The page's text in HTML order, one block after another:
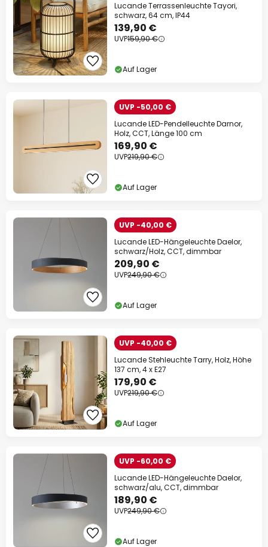
Lucande Terrassenleuchte Tayori,
schwarz, 64 cm, IP44
139,90 €
UVP159,90 €
Auf Lager
UVP -50,00 €
Lucande LED-Pendelleuchte Darnor,
Holz, CCT, Länge 100 cm
169,90 €
UVP219,90 €
Auf Lager
UVP -40,00 €
Lucande LED-Hängeleuchte Daelor,
schwarz/Holz, CCT, dimmbar
209,90 €
UVP249,90 €
Auf Lager
UVP -40,00 €
Lucande Stehleuchte Tarry, Holz, Höhe
137 cm, 4 x E27
179,90 €
UVP219,90 €
Auf Lager
UVP -60,00 €
Lucande LED-Hängeleuchte Daelor,
schwarz/alu, CCT, dimmbar
189,90 €
UVP249,90 €
Auf Lager